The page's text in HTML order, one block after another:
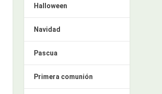
Halloween
Navidad
Pascua
Primera comunión